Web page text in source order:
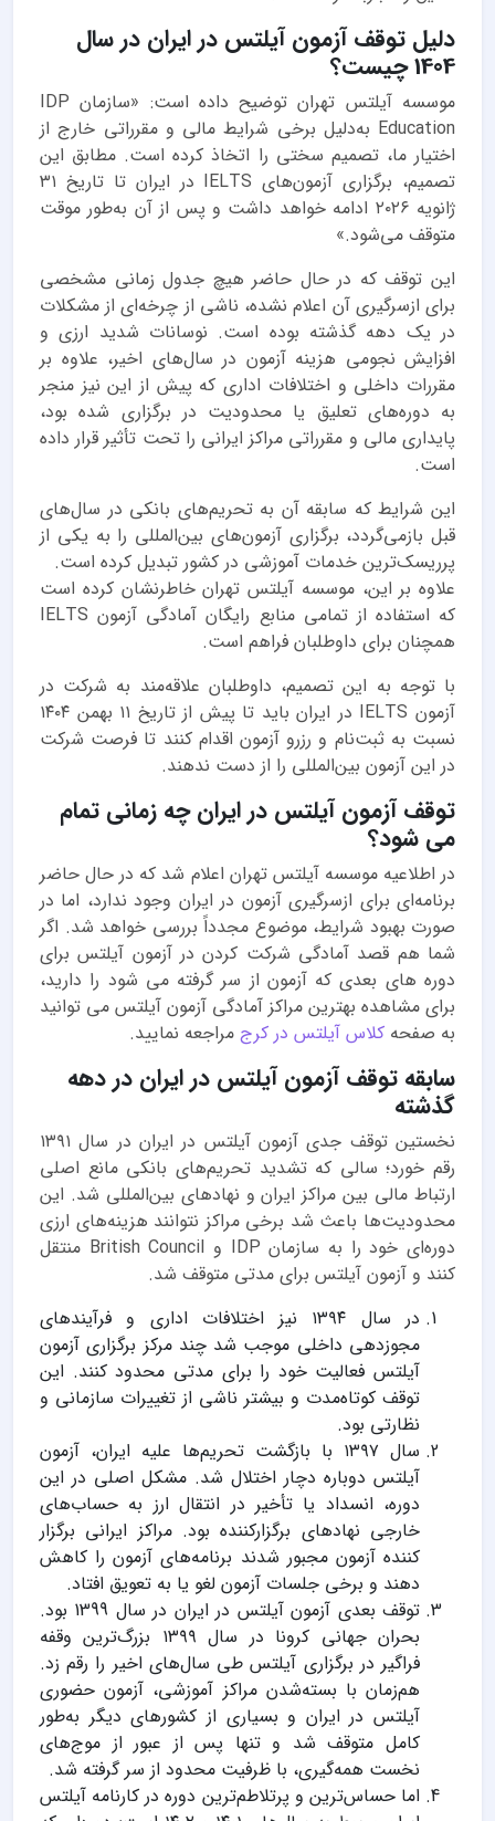
دلیل توقف آزمون آیلتس در ایران در سال
1404 چیست؟
موسسه آیلتس تهران توضیح داده است: «سازمان IDP
Education به‌دلیل برخی شرایط مالی و مقرراتی خارج از
اختیار ما، تصمیم سختی را اتخاذ کرده است. مطابق این
تصمیم، برگزاری آزمون‌های IELTS در ایران تا تاریخ ۳۱
ژانویه ۲۰۲۶ ادامه خواهد داشت و پس از آن به‌طور موقت
متوقف می‌شود.»
این توقف که در حال حاضر هیچ جدول زمانی مشخصی
برای ازسرگیری آن اعلام نشده، ناشی از چرخه‌ای از مشکلات
در یک دهه گذشته بوده است. نوسانات شدید ارزی و
افزایش نجومی هزینه آزمون در سال‌های اخیر، علاوه بر
مقررات داخلی و اختلافات اداری که پیش از این نیز منجر
به دوره‌های تعلیق یا محدودیت در برگزاری شده بود،
پایداری مالی و مقرراتی مراکز ایرانی را تحت تأثیر قرار داده
است.
این شرایط که سابقه آن به تحریم‌های بانکی در سال‌های
قبل بازمی‌گردد، برگزاری آزمون‌های بین‌المللی را به یکی از
پرریسک‌ترین خدمات آموزشی در کشور تبدیل کرده است.
علاوه بر این، موسسه آیلتس تهران خاطرنشان کرده است
که استفاده از تمامی منابع رایگان آمادگی آزمون IELTS
همچنان برای داوطلبان فراهم است.
با توجه به این تصمیم، داوطلبان علاقه‌مند به شرکت در
آزمون IELTS در ایران باید تا پیش از تاریخ ۱۱ بهمن ۱۴۰۴
نسبت به ثبت‌نام و رزرو آزمون اقدام کنند تا فرصت شرکت
در این آزمون بین‌المللی را از دست ندهند.
توقف آزمون آیلتس در ایران چه زمانی تمام
می شود؟
در اطلاعیه موسسه آیلتس تهران اعلام شد که در حال حاضر
برنامه‌ای برای ازسرگیری آزمون در ایران وجود ندارد، اما در
صورت بهبود شرایط، موضوع مجدداً بررسی خواهد شد. اگر
شما هم قصد آمادگی شرکت کردن در آزمون آیلتس برای
دوره های بعدی که آزمون از سر گرفته می شود را دارید،
برای مشاهده بهترین مراکز آمادگی آزمون آیلتس می توانید
به صفحه کلاس آیلتس در کرج مراجعه نمایید.
سابقه توقف آزمون آیلتس در ایران در دهه
گذشته
نخستین توقف جدی آزمون آیلتس در ایران در سال ۱۳۹۱
رقم خورد؛ سالی که تشدید تحریم‌های بانکی مانع اصلی
ارتباط مالی بین مراکز ایران و نهادهای بین‌المللی شد. این
محدودیت‌ها باعث شد برخی مراکز نتوانند هزینه‌های ارزی
دوره‌ای خود را به سازمان IDP و British Council منتقل
کنند و آزمون آیلتس برای مدتی متوقف شد.
در سال ۱۳۹۴ نیز اختلافات اداری و فرآیندهای
مجوزدهی داخلی موجب شد چند مرکز برگزاری آزمون
آیلتس فعالیت خود را برای مدتی محدود کنند. این
توقف کوتاه‌مدت و بیشتر ناشی از تغییرات سازمانی و
نظارتی بود.
سال ۱۳۹۷ با بازگشت تحریم‌ها علیه ایران، آزمون
آیلتس دوباره دچار اختلال شد. مشکل اصلی در این
دوره، انسداد یا تأخیر در انتقال ارز به حساب‌های
خارجی نهادهای برگزارکننده بود. مراکز ایرانی برگزار
کننده آزمون مجبور شدند برنامه‌های آزمون را کاهش
دهند و برخی جلسات آزمون لغو یا به تعویق افتاد.
توقف بعدی آزمون آیلتس در ایران در سال 1399 بود.
بحران جهانی کرونا در سال ۱۳۹۹ بزرگ‌ترین وقفه
فراگیر در برگزاری آیلتس طی سال‌های اخیر را رقم زد.
هم‌زمان با بسته‌شدن مراکز آموزشی، آزمون حضوری
آیلتس در ایران و بسیاری از کشورهای دیگر به‌طور
کامل متوقف شد و تنها پس از عبور از موج‌های
نخست همه‌گیری، با ظرفیت محدود از سر گرفته شد.
اما حساس‌ترین و پرتلاطم‌ترین دوره در کارنامه آیلتس